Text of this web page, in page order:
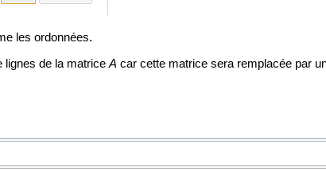
les ordonnées.
lignes de la matrice A car cette matrice sera remplacée par